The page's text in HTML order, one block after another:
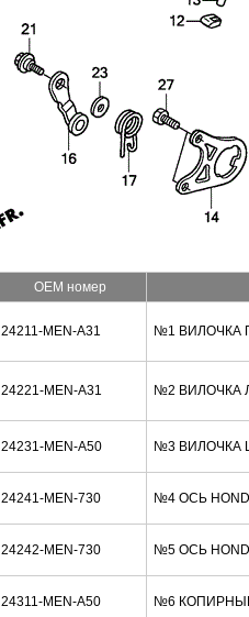
OEM номер
24211-MEN-A31 №1 ВИЛОЧКА
24221-MEN-A31 №2 ВИЛОЧКА
24231-MEN-A50 №3 ВИЛОЧКА
24241-MEN-730 №4 ОСЬ
24242-MEN-730 №5 ОСЬ
24311-MEN-A50 №6 КОПИРНЫЙ